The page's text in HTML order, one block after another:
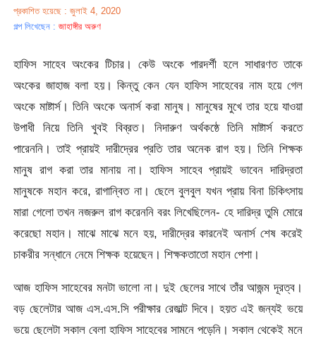
প্রকাশিত হয়েছে : জুলাই 4, 2020
গল্প লিখেছেন :জাহাঙ্গীর অরুণ
হাফিস সাহেব অংকের টিচার। কেউ অংকে পারদর্শী হলে সাধারণত তাকে
অংকের জাহাজ বলা হয়। কিন্তু কেন যেন হাফিস সাহেবের নাম হয়ে গেল
অংকে মাষ্টার্স। তিনি অংকে অনার্স করা মানুষ। মানুষের মুখে তার হয়ে যাওয়া
উপাধী নিয়ে তিনি খুবই বিব্রত। নিদারুণ অর্থকষ্ঠে তিনি মাষ্টার্স করতে
পারেননি। তাই প্রায়ই দারীদ্রের প্রতি তার অনেক রাগ হয়। তিনি শিক্ষক
মানুষ রাগ করা তার মানায় না। হাফিস সাহেব প্রায়ই ভাবেন দারিদ্রতা
মানুষকে মহান করে, রাগান্বিত না। ছেলে বুলবুল যখন প্রায় বিনা চিকিৎসায়
মারা গেলো তখন নজরুল রাগ করেননি বরং লিখেছিলেন- হে দারিদ্র তুমি মোরে
করেছো মহান। মাঝে মাঝে মনে হয়, দারীদ্রের কারনেই অনার্স শেষ করেই
চাকরীর সন্ধানে নেমে শিক্ষক হয়েছেন। শিক্ষকতাতো মহান পেশা।
আজ হাফিস সাহেবের মনটা ভালো না। দুই ছেলের সাথে তাঁর আজন্ম দূরত্ব।
বড় ছেলেটার আজ এস.এস.সি পরীক্ষার রেজাল্ট দিবে। হয়ত এই জন্যই ভয়ে
ভয়ে ছেলেটা সকাল বেলা হাফিস সাহেবের সামনে পড়েনি। সকাল থেকেই মনে